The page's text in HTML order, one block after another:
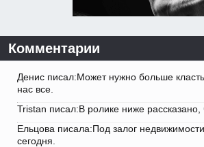
Комментарии
Денис писал:Может нужно больше
нас все.
Tristan писал:В ролике ниже рассказано,
Ельцова писала:Под залог
сегодня.